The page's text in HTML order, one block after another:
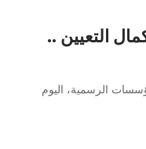
التعيين ..
الرسمية، اليوم